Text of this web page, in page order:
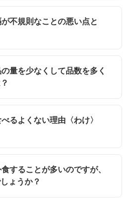
不規則なことの悪い点と
量を少なくして品数を多く
るよくない理由〈わけ〉
することが多いのですが、
ょうか？